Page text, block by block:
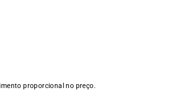
proporcional no preço.